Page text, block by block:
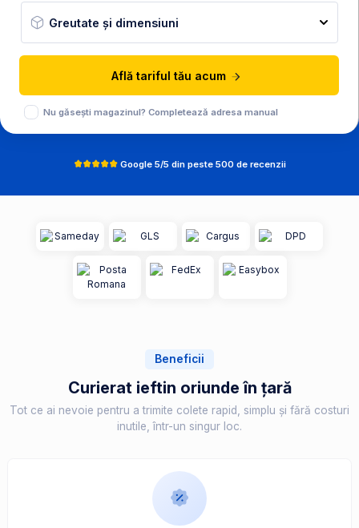
Greutate și dimensiuni
Află tariful tău acum
Nu găsești magazinul? Completează adresa manual
Google 5/5 din peste 500 de recenzii
Beneficii
Curierat ieftin oriunde în țară
Tot ce ai nevoie pentru a trimite colete rapid, simplu și fără costuri
inutile, într-un singur loc.